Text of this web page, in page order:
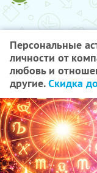
Персональные
личности от
любовь и
другие.Скидка